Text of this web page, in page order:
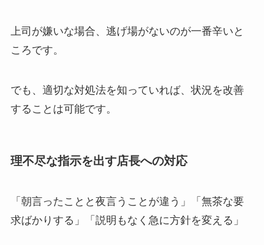
上司が嫌いな場合、逃げ場がないのが一番辛いと
ころです。
でも、適切な対処法を知っていれば、状況を改善
することは可能です。
理不尽な指示を出す店長への対応
「朝言ったことと夜言うことが違う」「無茶な要
求ばかりする」「説明もなく急に方針を変える」